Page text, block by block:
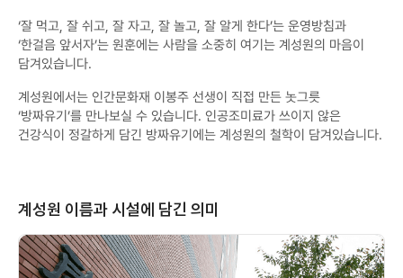
‘잘 먹고, 잘 쉬고, 잘 자고, 잘 놀고, 잘 알게 한다’는 운영방침과
‘한걸음 앞서자’는 원훈에는 사람을 소중히 여기는 계성원의 마음이
담겨있습니다.
계성원에서는 인간문화재 이봉주 선생이 직접 만든 놋그릇
‘방짜유기’를 만나보실 수 있습니다. 인공조미료가 쓰이지 않은
건강식이 정갈하게 담긴 방짜유기에는 계성원의 철학이 담겨있습니다.
계성원 이름과 시설에 담긴 의미